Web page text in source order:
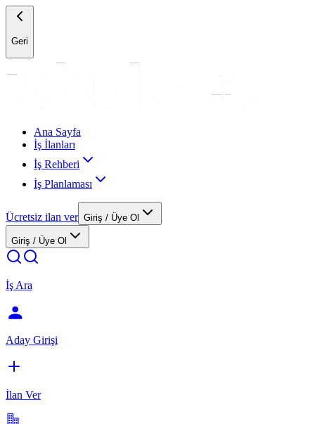
Geri
Ana Sayfa
İş İlanları
İş Rehberi
İş Planlaması
Ücretsiz ilan ver Giriş / Üye Ol
Giriş / Üye Ol
İş Ara
Aday Girişi
İlan Ver